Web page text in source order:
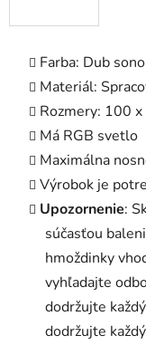
Farba: Dub
Materiál:
Rozmery: 100
Má RGB svetlo
Maximálna
Výrobok je
Upozornenie:
súčasťou
hmoždinky
vyhľadajte
dodržujte
dodržujte